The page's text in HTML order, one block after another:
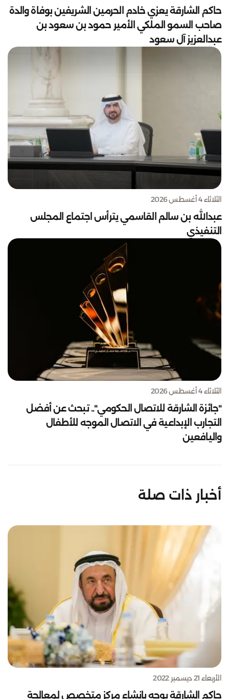
حاكم الشارقة يعزي خادم الحرمين الشريفين بوفاة والدة
صاحب السمو الملكي الأمير حمود بن سعود بن
عبدالعزيز آل سعود
الثلاثاء 4 أغسطس 2026
عبدالله بن سالم القاسمي يترأس اجتماع المجلس
التنفيذي
الثلاثاء 4 أغسطس 2026
"جائزة الشارقة للاتصال الحكومي".. تبحث عن أفضل
التجارب الإبداعية في الاتصال الموجه للأطفال
واليافعين
أخبار ذات صلة
الأربعاء 21 ديسمبر 2022
حاكم الشارقة يوجه بإنشاء مركز متخصص لمعالجة